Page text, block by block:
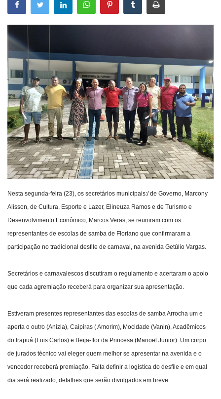
Notícias
Vídeos
Webmail
Contato
Nesta segunda-feira (23), os secretários municipais:/ de Governo, Marcony
Alisson, de Cultura, Esporte e Lazer, Elineuza Ramos e de Turismo e
Desenvolvimento Econômico, Marcos Veras, se reuniram com os
representantes de escolas de samba de Floriano que confirmaram a
participação no tradicional desfile de carnaval, na avenida Getúlio Vargas.
Secretários e carnavalescos discutiram o regulamento e acertaram o apoio
que cada agremiação receberá para organizar sua apresentação.
Estiveram presentes representantes das escolas de samba Arrocha um e
aperta o outro (Anizia), Caipiras ( Amorim), Mocidade (Vanin), Acadêmicos
do Irapuá (Luis Carlos) e Beija-flor da Princesa (Manoel Junior). Um corpo
de jurados técnico vai eleger quem melhor se apresentar na avenida e o
vencedor receberá premiação. Falta definir a logística do desfile e em qual
dia será realizado, detalhes que serão divulgados em breve.